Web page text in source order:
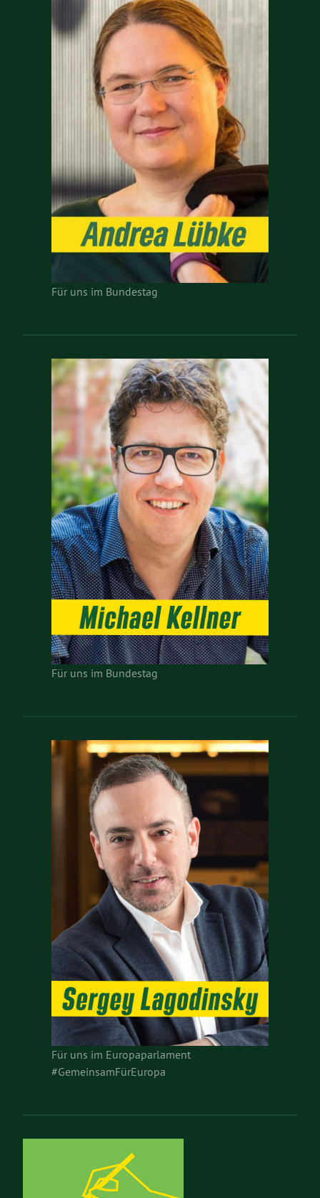
Für uns im Bundestag
Für uns im Bundestag
Für uns im Europaparlament
#GemeinsamFürEuropa